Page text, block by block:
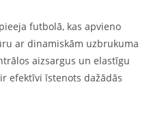
futbolā, kas apvieno
ar dinamiskām uzbrukuma
aizsargus un elastīgu
efektīvi īstenots dažādās